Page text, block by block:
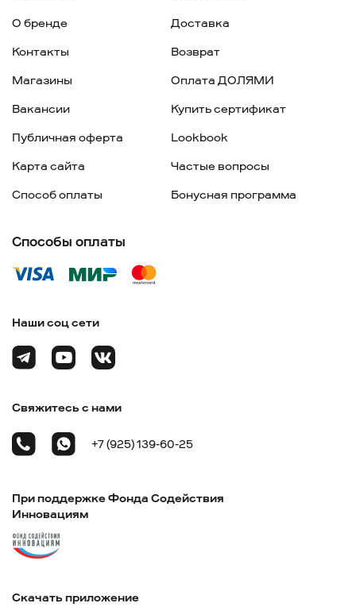
О бренде
Контакты
Магазины
Вакансии
Публичная оферта
Карта сайта
Способ оплаты
Доставка
Возврат
Оплата ДОЛЯМИ
Купить сертификат
Lookbook
Частые вопросы
Бонусная программа
Способы оплаты
Наши соц сети
Свяжитесь с нами
+7 (925) 139-60-25
При поддержке Фонда Содействия
Инновациям
Скачать приложение